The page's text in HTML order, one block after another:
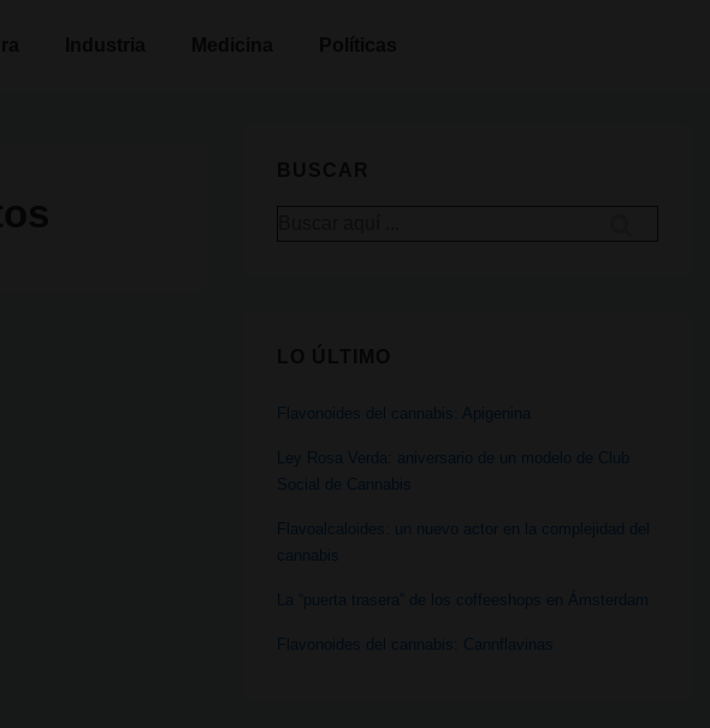
Flavonoides del cannabis: Apigenina
Ley Rosa Verda: aniversario de un modelo de Club
Social de Cannabis
Flavoalcaloides: un nuevo actor en la complejidad del
cannabis
La “puerta trasera” de los coffeeshops en Ámsterdam
Flavonoides del cannabis: Cannflavinas